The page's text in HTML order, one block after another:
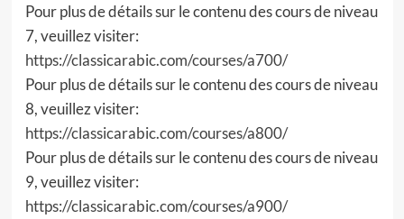
Pour plus de détails sur le contenu des cours de niveau
7, veuillez visiter:
https://classicarabic.com/courses/a700/
Pour plus de détails sur le contenu des cours de niveau
8, veuillez visiter:
https://classicarabic.com/courses/a800/
Pour plus de détails sur le contenu des cours de niveau
9, veuillez visiter:
https://classicarabic.com/courses/a900/